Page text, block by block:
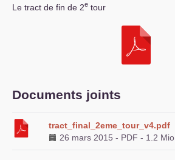
Le tract de fin de 2e tour
Documents joints
tract_final_2eme_tour_v4.pdf
26 mars 2015 - PDF - 1.2 Mio